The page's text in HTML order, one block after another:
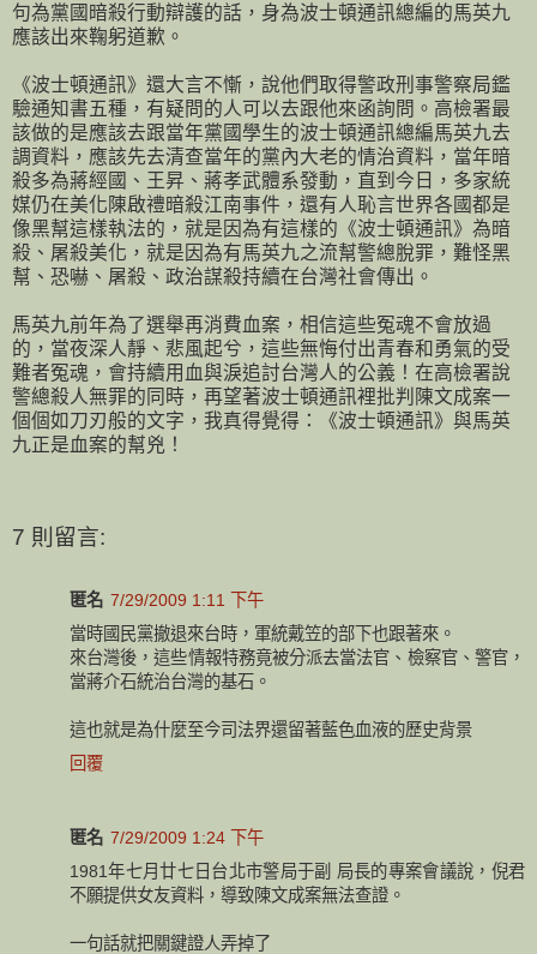
句為黨國暗殺行動辯護的話，身為波士頓通訊總編的馬英九
應該出來鞠躬道歉。
《波士頓通訊》還大言不慚，說他們取得警政刑事警察局鑑
驗通知書五種，有疑問的人可以去跟他來函詢問。高檢署最
該做的是應該去跟當年黨國學生的波士頓通訊總編馬英九去
調資料，應該先去清查當年的黨內大老的情治資料，當年暗
殺多為蔣經國、王昇、蔣孝武體系發動，直到今日，多家統
媒仍在美化陳啟禮暗殺江南事件，還有人恥言世界各國都是
像黑幫這樣執法的，就是因為有這樣的《波士頓通訊》為暗
殺、屠殺美化，就是因為有馬英九之流幫警總脫罪，難怪黑
幫、恐嚇、屠殺、政治謀殺持續在台灣社會傳出。
馬英九前年為了選舉再消費血案，相信這些冤魂不會放過
的，當夜深人靜、悲風起兮，這些無悔付出青春和勇氣的受
難者冤魂，會持續用血與淚追討台灣人的公義！在高檢署說
警總殺人無罪的同時，再望著波士頓通訊裡批判陳文成案一
個個如刀刃般的文字，我真得覺得：《波士頓通訊》與馬英
九正是血案的幫兇！
7 則留言:
匿名 7/29/2009 1:11 下午
當時國民黨撤退來台時，軍統戴笠的部下也跟著來。
來台灣後，這些情報特務竟被分派去當法官、檢察官、警官，
當蔣介石統治台灣的基石。
這也就是為什麼至今司法界還留著藍色血液的歷史背景
回覆
匿名 7/29/2009 1:24 下午
1981年七月廿七日台北市警局于副 局長的專案會議說，倪君
不願提供女友資料，導致陳文成案無法查證。
一句話就把關鍵證人弄掉了